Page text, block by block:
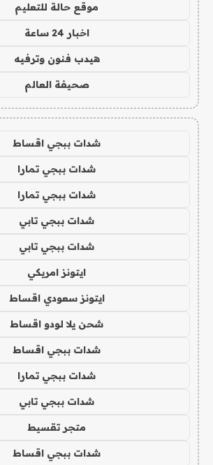
موقع حالة للتعليم
اخبار 24 ساعة
هيدب فنون وترفيه
صحيفة العالم
شدات ببجي اقساط
شدات ببجي تمارا
شدات ببجي تمارا
شدات ببجي تابي
شدات ببجي تابي
ايتونز امريكي
ايتونز سعودي اقساط
شحن يلا لودو اقساط
شدات ببجي اقساط
شدات ببجي تمارا
شدات ببجي تابي
متجر تقسيط
شدات ببجي اقساط